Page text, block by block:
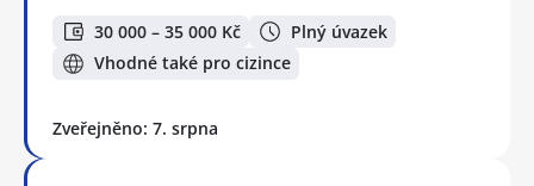
30 000 – 35 000 Kč
Plný úvazek
Vhodné také pro cizince
Zveřejněno: 7. srpna